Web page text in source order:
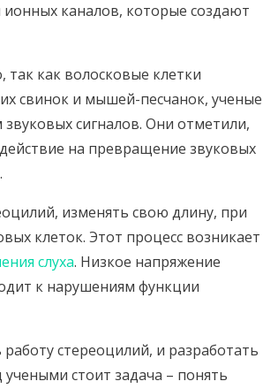
каналов, которые создают
как волосковые клетки
свинок и мышей-песчанок, ученые
сигналов. Они отметили,
на превращение звуковых
изменять свою длину, при
клеток. Этот процесс возникает
слуха. Низкое напряжение
к нарушениям функции
стереоцилий, и разработать
учеными стоит задача – понять